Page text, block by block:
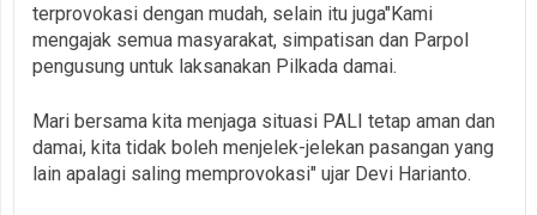
terprovokasi dengan mudah, selain itu juga"Kami
mengajak semua masyarakat, simpatisan dan Parpol
pengusung untuk laksanakan Pilkada damai.
Mari bersama kita menjaga situasi PALI tetap aman dan
damai, kita tidak boleh menjelek-jelekan pasangan yang
lain apalagi saling memprovokasi" ujar Devi Harianto.